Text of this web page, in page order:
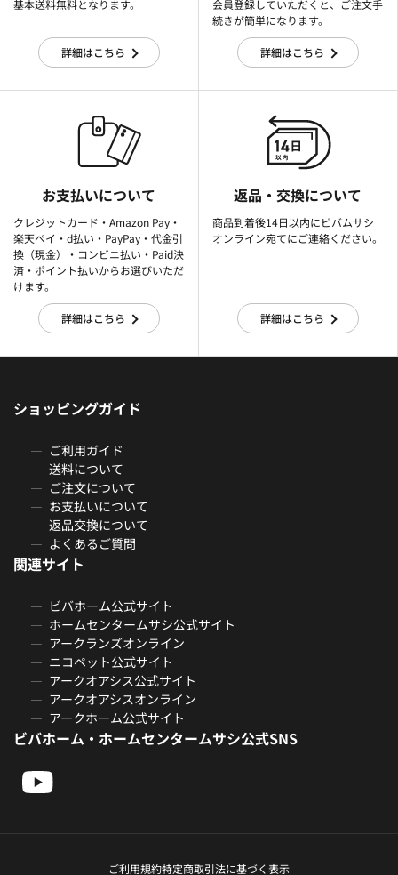
基本送料無料となります。
詳細はこちら
会員登録していただくと、ご注文手
続きが簡単になります。
詳細はこちら
お支払いについて
クレジットカード・Amazon Pay・
楽天ぺイ・d払い・PayPay・代金引
換（現金）・コンビニ払い・Paid決
済・ポイント払いからお選びいただ
けます。
詳細はこちら
返品・交換について
商品到着後14日以内にビバムサシ
オンライン宛てにご連絡ください。
詳細はこちら
ショッピングガイド
ご利用ガイド
送料について
ご注文について
お支払いについて
返品交換について
よくあるご質問
関連サイト
ビバホーム公式サイト
ホームセンタームサシ公式サイト
アークランズオンライン
ニコペット公式サイト
アークオアシス公式サイト
アークオアシスオンライン
アークホーム公式サイト
ビバホーム・ホームセンタームサシ公式SNS
ご利用規約特定商取引法に基づく表示